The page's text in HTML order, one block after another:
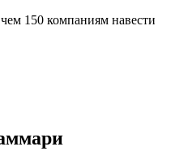
150 компаниям навести